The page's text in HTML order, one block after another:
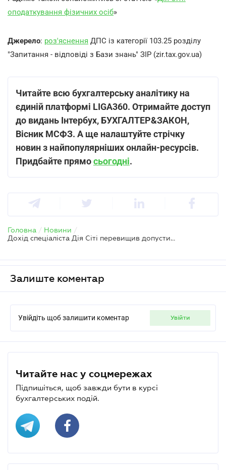
оподаткування фізичних осіб»
Джерело: роз'яснення ДПС із категорії 103.25 розділу
"Запитання - відповіді з Бази знань" ЗІР (zir.tax.gov.ua)
Читайте всю бухгалтерську аналітику на
єдиній платформі LIGA360. Отримайте доступ
до видань Інтербух, БУХГАЛТЕР&ЗАКОН,
Вісник МСФЗ. А ще налаштуйте стрічку
новин з найпопулярніших онлайн-ресурсів.
Придбайте прямосьогодні.
Головна / Новини /
Дохід спеціаліста Дія Сіті перевищив допустимий еквівалент: як відобразити у додатку 4ДФ
Залиште коментар
Увійдіть щоб залишити коментар увійти
Читайте нас у соцмережах
Підпишіться, щоб завжди бути в курсі
бухгалтерських подій.